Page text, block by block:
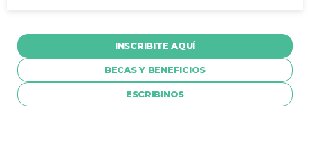
INSCRIBITE AQUÍ
BECAS Y BENEFICIOS
ESCRIBINOS